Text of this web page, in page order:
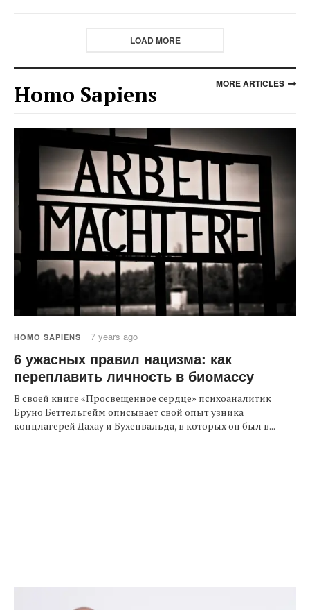
LOAD MORE
Homo Sapiens MORE ARTICLES
HOMO SAPIENS 7 years ago
6 ужасных правил нацизма: как
переплавить личность в биомассу
В своей книге «Просвещенное сердце» психоаналитик
Бруно Беттельгейм описывает свой опыт узника
концлагерей Дахау и Бухенвальда, в которых он был в...